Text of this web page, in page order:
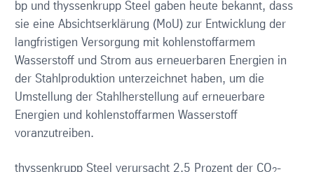
bp und thyssenkrupp Steel gaben heute bekannt, dass
sie eine Absichtserklärung (MoU) zur Entwicklung der
langfristigen Versorgung mit kohlenstoffarmem
Wasserstoff und Strom aus erneuerbaren Energien in
der Stahlproduktion unterzeichnet haben, um die
Umstellung der Stahlherstellung auf erneuerbare
Energien und kohlenstoffarmen Wasserstoff
voranzutreiben.
thyssenkrupp Steel verursacht 2,5 Prozent der CO -